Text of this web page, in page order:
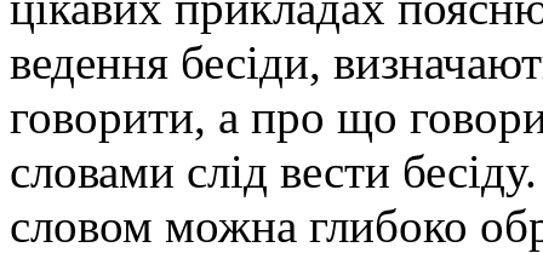
ведення бесіди,
говорити, а про що
словами слід вести
словом можна глибоко